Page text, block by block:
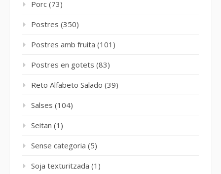
Porc (73)
Postres (350)
Postres amb fruita (101)
Postres en gotets (83)
Reto Alfabeto Salado (39)
Salses (104)
Seitan (1)
Sense categoria (5)
Soja texturitzada (1)